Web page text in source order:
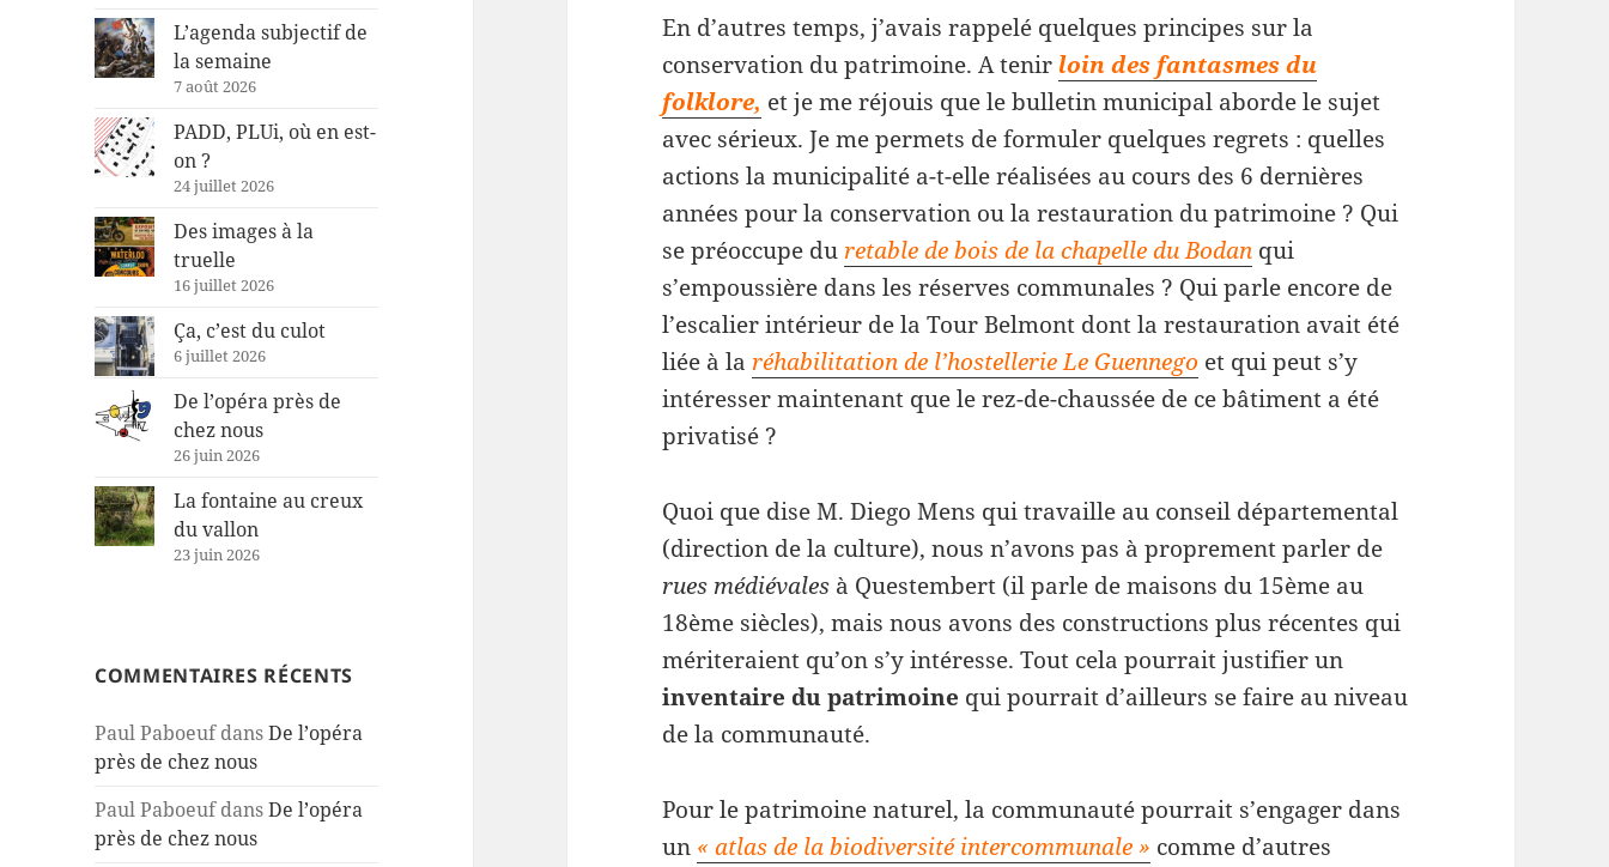
L’agenda subjectif de
la semaine
7 août 2026
PADD, PLUi, où en est-
on ?
24 juillet 2026
Des images à la
truelle
16 juillet 2026
Ça, c’est du culot
6 juillet 2026
De l’opéra près de
chez nous
26 juin 2026
La fontaine au creux
du vallon
23 juin 2026
COMMENTAIRES RÉCENTS
Paul PaboeufdansDe l’opéra
près de chez nous
Paul PaboeufdansDe l’opéra
près de chez nous
En d’autres temps, j’avais rappelé quelques principes sur la
conservation du patrimoine. A tenir loin des fantasmes du
folklore, et je me réjouis que le bulletin municipal aborde le sujet
avec sérieux. Je me permets de formuler quelques regrets : quelles
actions la municipalité a-t-elle réalisées au cours des 6 dernières
années pour la conservation ou la restauration du patrimoine ? Qui
se préoccupe du retable de bois de la chapelle du Bodan qui
s’empoussière dans les réserves communales ? Qui parle encore de
l’escalier intérieur de la Tour Belmont dont la restauration avait été
liée à la réhabilitation de l’hostellerie Le Guennego et qui peut s’y
intéresser maintenant que le rez-de-chaussée de ce bâtiment a été
privatisé ?
Quoi que dise M. Diego Mens qui travaille au conseil départemental
(direction de la culture), nous n’avons pas à proprement parler de
rues médiévales à Questembert (il parle de maisons du 15ème au
18ème siècles), mais nous avons des constructions plus récentes qui
mériteraient qu’on s’y intéresse. Tout cela pourrait justifier un
inventaire du patrimoine qui pourrait d’ailleurs se faire au niveau
de la communauté.
Pour le patrimoine naturel, la communauté pourrait s’engager dans
un « atlas de la biodiversité intercommunale » comme d’autres